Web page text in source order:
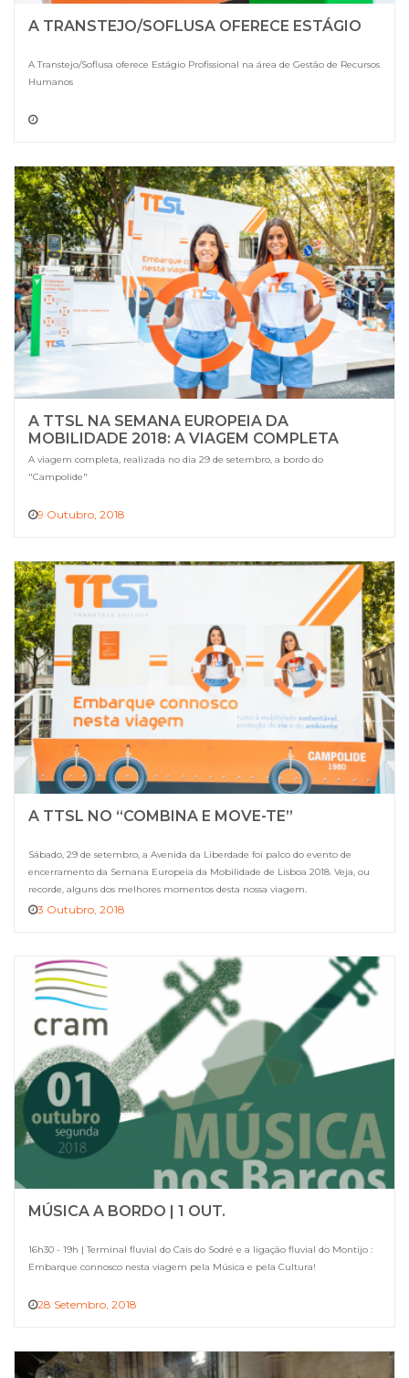
A TRANSTEJO/SOFLUSA OFERECE ESTÁGIO
A Transtejo/Soflusa oferece Estágio Profissional na área de Gestão de Recursos
Humanos
A TTSL NA SEMANA EUROPEIA DA
MOBILIDADE 2018: A VIAGEM COMPLETA
A viagem completa, realizada no dia 29 de setembro, a bordo do
"Campolide"
9 Outubro, 2018
A TTSL NO “COMBINA E MOVE-TE”
Sábado, 29 de setembro, a Avenida da Liberdade foi palco do evento de
encerramento da Semana Europeia da Mobilidade de Lisboa 2018. Veja, ou
recorde, alguns dos melhores momentos desta nossa viagem.
3 Outubro, 2018
MÚSICA A BORDO | 1 OUT.
16h30 - 19h | Terminal fluvial do Cais do Sodré e a ligação fluvial do Montijo :
Embarque connosco nesta viagem pela Música e pela Cultura!
28 Setembro, 2018